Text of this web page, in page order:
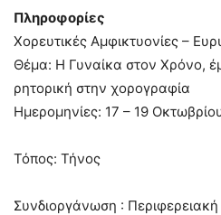
Πληροφορίες
Χορευτικές Αμφικτυονίες –
Θέμα: Η Γυναίκα στον Χρόνο,
ρητορική στην χορογραφία
Ημερομηνίες: 17 – 19
Τόπος: Τήνος
Συνδιοργάνωση :